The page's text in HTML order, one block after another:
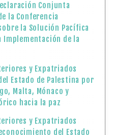
Conjunta
la Conferencia
la Solución Pacífica
Implementación de la
y Expatriados
Estado de Palestina por
Malta, Mónaco y
hacia la paz
y Expatriados
del Estado